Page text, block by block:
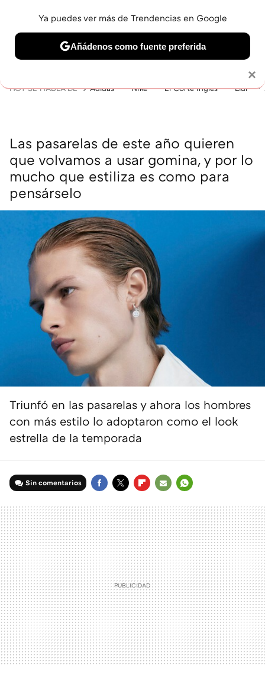
BELLEZA SHOPPING VIAJES GASTRO SNEAKERS
HOY SE HABLA DE Adidas Nike El Corte Inglés Lidl
Las pasarelas de este año quieren
que volvamos a usar gomina, y por lo
mucho que estiliza es como para
pensárselo
Triunfó en las pasarelas y ahora los hombres
con más estilo lo adoptaron como el look
estrella de la temporada
Sin comentarios
MAIL
×
Ya puedes ver más de Trendencias en Google
Añádenos como fuente preferida